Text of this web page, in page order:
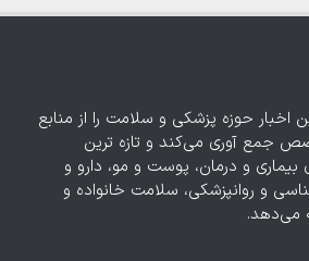
اخبار حوزه پزشکی و سلامت را از منابع
جمع آوری می‌کند و تازه‌ ترین
بیماری و درمان، پوست و مو، دارو و
و روانپزشکی، سلامت خانواده و
می‌دهد.